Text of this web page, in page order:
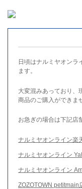
日頃はナルミヤオンラ
ます。
大変混みあっており、
商品のご購入ができま
お急ぎの場合は下記店
ナルミヤオンライン楽
ナルミヤオンライン
ナルミヤオンライン
ZOZOTOWN petitmain